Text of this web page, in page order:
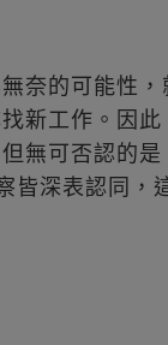
奈的可能性
新工作。因
無可否認的
深表認同，